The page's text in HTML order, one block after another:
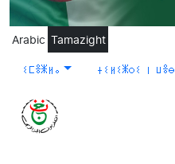
Arabic Tamazight
ⵉⵎⴻⵥⵍⴰ ⵜⵉⵍⵉⵥⵔⵉ ⵏ ⵡⴻⴱ